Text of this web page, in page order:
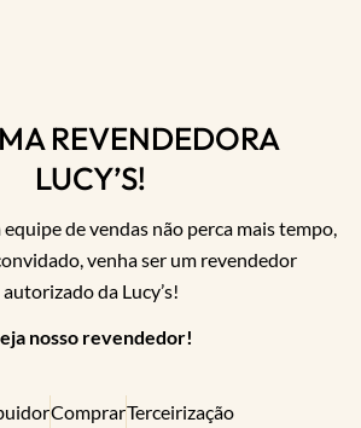
REVENDEDORA
LUCY’S!
equipe de vendas não perca mais tempo,
venha ser um revendedor
autorizado da Lucy’s!
nosso revendedor!
ComprarTerceirização